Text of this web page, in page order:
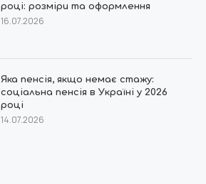
році: розміри та оформлення
16.07.2026
Яка пенсія, якщо немає стажу:
соціальна пенсія в Україні у 2026
році
14.07.2026